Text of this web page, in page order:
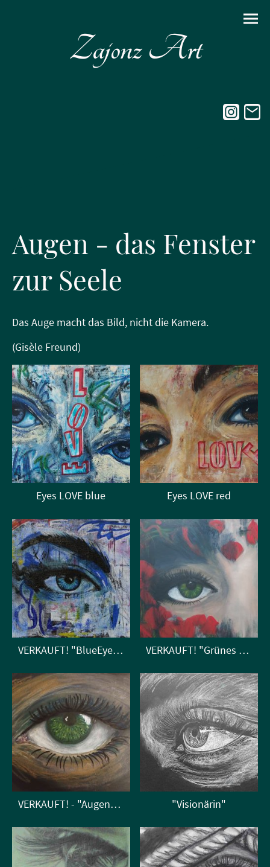
Zajonz Art
Augen - das Fenster
zur Seele
Das Auge macht das Bild, nicht die Kamera.
(Gisèle Freund)
Eyes LOVE blue Eyes LOVE red
VERKAUFT! "BlueEyes-StreetArt" VERKAUFT! "Grünes Leuchten"
VERKAUFT! - "Augenblick" "Visionärin"